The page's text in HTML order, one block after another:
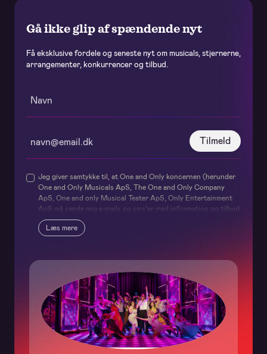
Gå ikke glip af spændende nyt
Få eksklusive fordele og seneste nyt om musicals, stjernerne,
arrangementer, konkurrencer og tilbud.
Tilmeld
Jeg giver samtykke til, at One and Only koncernen (herunder
One and Only Musicals ApS, The One and Only Company
ApS, One and only Musical Teater ApS, Only Entertainment
ApS må sende mig e-mails og sms’er med information og tilbud
om deres forestillinger og events samt relaterede services og
produkter – og internt udveksler mit navn og
markedsføringsmæssig henseende. Samtykket kan altid
trækkes tilbage ved at benytte frameldingslinket i det
udsendte materiale samt ved at rette henvendelse til One and
Only koncernen. Der henvises i øvrigt til vores
privatlivspolitik.
Læs mere